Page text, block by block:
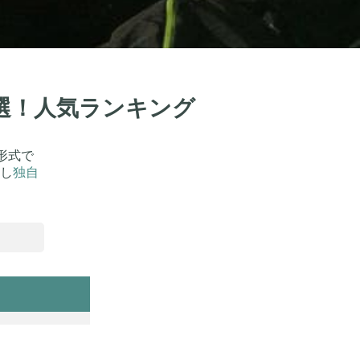
！人気ランキング
式で
独自